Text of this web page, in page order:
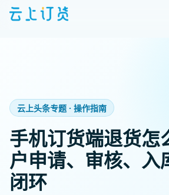
云上头条专题 · 操作指南
手机订货端退货怎
户申请、审核、入
闭环